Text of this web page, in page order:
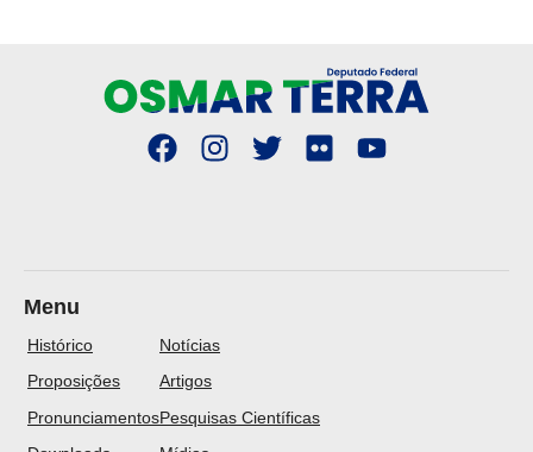
Menu
Histórico
Proposições
Pronunciamentos
Notícias
Artigos
Pesquisas Científicas